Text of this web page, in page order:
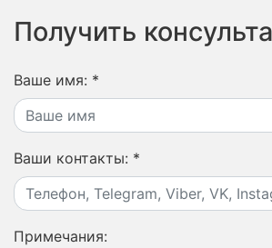
Получить
Ваше имя: *
Ваши контакты: *
Примечания: